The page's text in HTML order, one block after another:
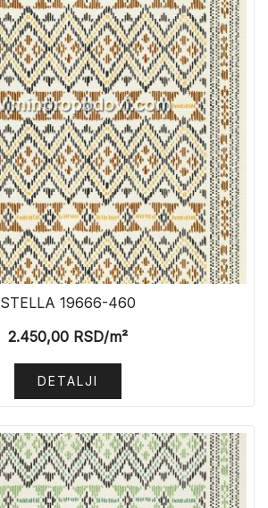
STELLA 19666-460
2.450,00 RSD/m²
DETALJI